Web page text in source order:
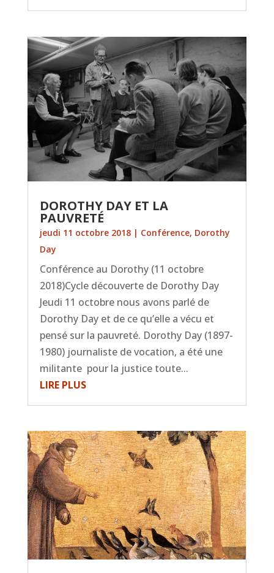
DOROTHY DAY ET LA
PAUVRETÉ
jeudi 11 octobre 2018| Conférence, Dorothy
Day
Conférence au Dorothy (11 octobre
2018)Cycle découverte de Dorothy Day
Jeudi 11 octobre nous avons parlé de
Dorothy Day et de ce qu’elle a vécu et
pensé sur la pauvreté. Dorothy Day (1897-
1980) journaliste de vocation, a été une
militante pour la justice toute...
LIRE PLUS